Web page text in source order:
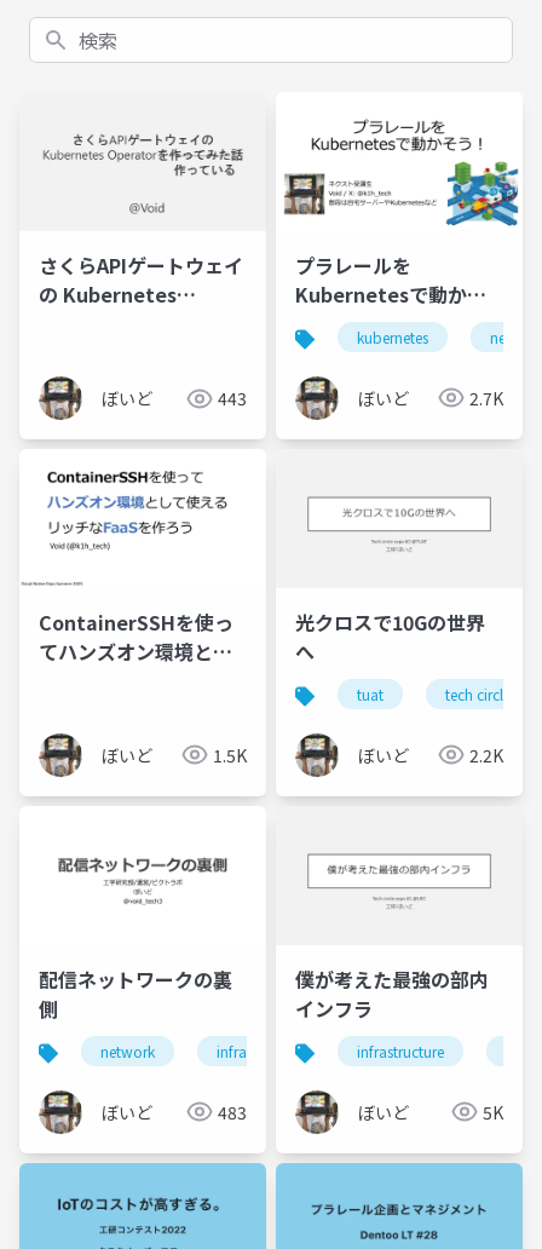
検索
さくらAPIゲートウェイ
の Kubernetes
ぼいど 443
プラレールを
Kubernetesで動かそ
う！
kubernetes
ぼいど 2.7K
ContainerSSHを使っ
てハンズオン環境とし
ぼいど 1.5K
光クロスで10Gの世界
へ
tuat tech circle
ぼいど 2.2K
配信ネットワークの裏
側
network infrastructure engineering
ぼいど 483
僕が考えた最強の部内
インフラ
infrastructure
ぼいど 5K